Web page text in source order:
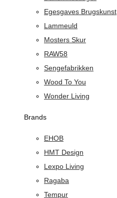
Egesgaves Brugskunst
Lammeuld
Mosters Skur
RAW58
Sengefabrikken
Wood To You
Wonder Living
Brands
EHOB
HMT Design
Lexpo Living
Ragaba
Tempur